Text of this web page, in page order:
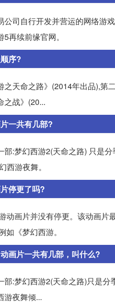
公司自行开发并营运的网络游
再续前缘官网。
序?
之天命之路》(2014年出品),第
之战》(20...
一共有几部?
部:梦幻西游2(天命之路) 只是
西游夜舞。
停更了吗?
动画片并没有停更。该动画片
如《梦幻西游。
动画片一共有几部，叫什么?
部:梦幻西游2(天命之路)只是
游夜舞倾...